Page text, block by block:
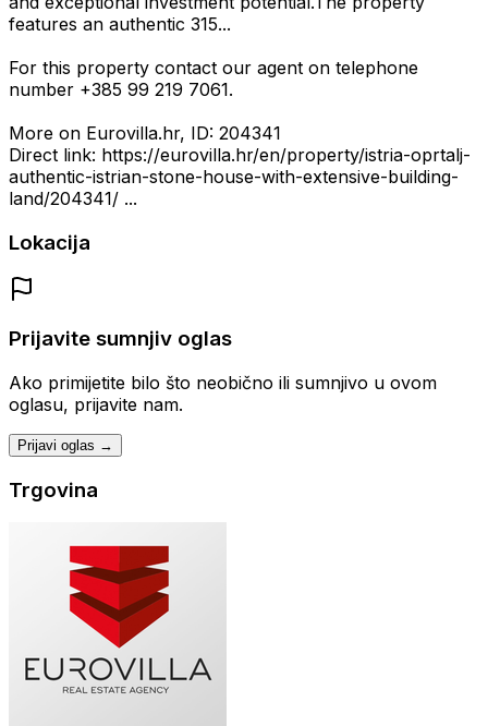
features an authentic 315...
For this property contact our agent on telephone
number +385 99 219 7061.
More on Eurovilla.hr, ID: 204341
Direct link: https://eurovilla.hr/en/property/istria-oprtalj-
authentic-istrian-stone-house-with-extensive-building-
land/204341/ ...
Lokacija
Prijavite sumnjiv oglas
Ako primijetite bilo što neobično ili sumnjivo u ovom
oglasu, prijavite nam.
Prijavi oglas →
Trgovina